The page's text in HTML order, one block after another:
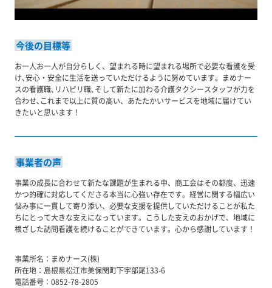
今後の目標等
お一人お一人が自分らしく、望まれる時に望まれる場所で必要な看護を受
け､安心・安全に生活を送っていただけるように努めています。まめナー
スの看護職､リハビリ職､そして新たに加わる介護タクシースタッフが力を
合わせ､これまで以上に質の高い、あたたかいサービスを地域に届けてい
きたいと思います！
事業者の声
事業の成長に合わせて新たな課題が生まれる中、商工会はその都度、迅速
かつ的確に対応してくださる本当に心強い存在です。経営に関する幅広い
悩み事に一貫して寄り添い、必要な支援を提供していただけることが私た
ちにとって大きな支えになっています。こうした支えのおかげで、地域に
根ざした訪問看護を続けることができています。心から感謝しています！
事業所名： まめナース(株)
所在地： 島根県松江市美保関町下宇部尾133-6
電話番号： 0852-78-2805